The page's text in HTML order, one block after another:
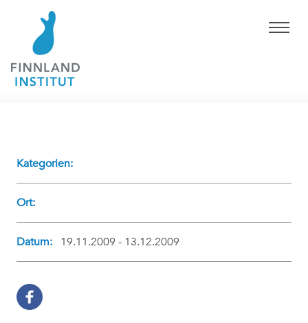
Kategorien:
Ort:
Datum: 19.11.2009 - 13.12.2009